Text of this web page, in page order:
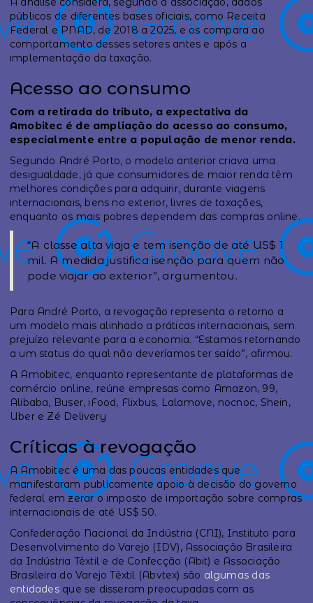
públicos de diferentes bases oficiais, como Receita
Federal e PNAD, de 2018 a 2025, e os compara ao
comportamento desses setores antes e após a
implementação da taxação.
Acesso ao consumo
Com a retirada do tributo, a expectativa da
Amobitec é de ampliação do acesso ao consumo,
especialmente entre a população de menor renda.
Segundo André Porto, o modelo anterior criava uma
desigualdade, já que consumidores de maior renda têm
melhores condições para adquirir, durante viagens
internacionais, bens no exterior, livres de taxações,
enquanto os mais pobres dependem das compras online.
“A classe alta viaja e tem isenção de até US$ 1
mil. A medida justifica isenção para quem não
pode viajar ao exterior”, argumentou.
Para André Porto, a revogação representa o retorno a
um modelo mais alinhado a práticas internacionais, sem
prejuízo relevante para a economia. “Estamos retornando
a um status do qual não deveríamos ter saído”, afirmou.
A Amobitec, enquanto representante de plataformas de
comércio online, reúne empresas como Amazon, 99,
Alibaba, Buser, iFood, Flixbus, Lalamove, nocnoc, Shein,
Uber e Zé Delivery
Críticas à revogação
A Amobitec é uma das poucas entidades que
manifestaram publicamente apoio à decisão do governo
federal em zerar o imposto de importação sobre compras
internacionais de até US$ 50.
Confederação Nacional da Indústria (CNI), Instituto para
Desenvolvimento do Varejo (IDV), Associação Brasileira
da Indústria Têxtil e de Confecção (Abit) e Associação
Brasileira do Varejo Têxtil (Abvtex) são algumas das
entidadesque se disseram preocupadas com as